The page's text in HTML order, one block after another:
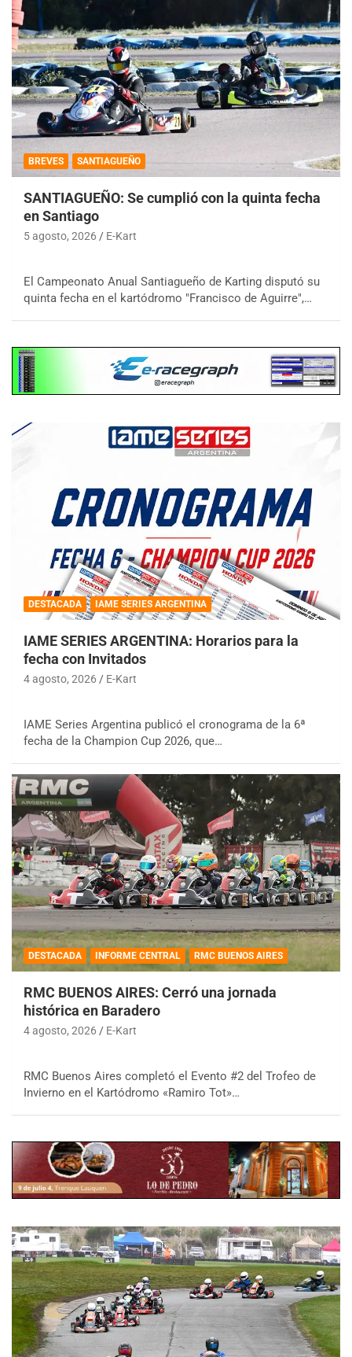
BREVES SANTIAGUEÑO
SANTIAGUEÑO: Se cumplió con la quinta fecha
en Santiago
5 agosto, 2026 E-Kart
El Campeonato Anual Santiagueño de Karting disputó su
quinta fecha en el kartódromo "Francisco de Aguirre",…
DESTACADA IAME SERIES ARGENTINA
IAME SERIES ARGENTINA: Horarios para la
fecha con Invitados
4 agosto, 2026 E-Kart
IAME Series Argentina publicó el cronograma de la 6ª
fecha de la Champion Cup 2026, que…
DESTACADA INFORME CENTRAL RMC BUENOS AIRES
RMC BUENOS AIRES: Cerró una jornada
histórica en Baradero
4 agosto, 2026 E-Kart
RMC Buenos Aires completó el Evento #2 del Trofeo de
Invierno en el Kartódromo «Ramiro Tot»…